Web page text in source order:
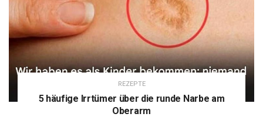
REZEPTE
5 häufige Irrtümer über die runde Narbe am
Oberarm